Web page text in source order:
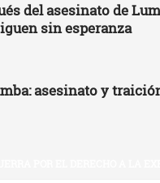
del asesinato de
sin esperanza
asesinato y